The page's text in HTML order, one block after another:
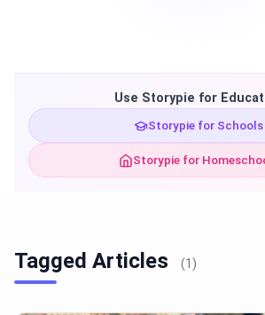
Use Storypie for
Storypie for Schools
Storypie for
Tagged Articles (1)